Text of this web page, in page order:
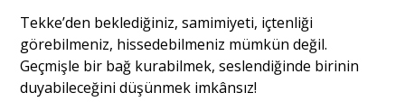
Tekke’den beklediğiniz, samimiyeti, içtenliği
görebilmeniz, hissedebilmeniz mümkün değil.
Geçmişle bir bağ kurabilmek, seslendiğinde birinin
duyabileceğini düşünmek imkânsız!